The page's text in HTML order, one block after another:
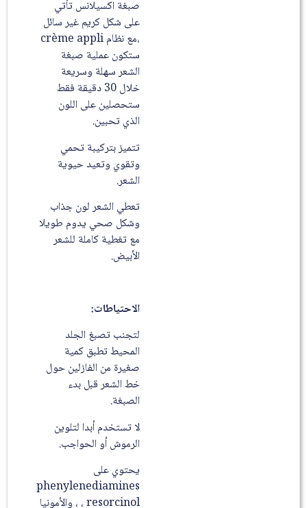
صبغة اكسيلانس تأتي
على شكل كريم غير سائل
،مع نظام crème appli
ستكون عملية صبغة
الشعر سهلة وسريعة
خلال 30 دقيقة فقط
ستحصلين على اللون
الذي تحبين.
تتميز بتركيبة تحمي
وتقوي وتعيد حيوية
الشعر.
تعطي الشعر لون جذاب
وشكل صحي يدوم طويلا
مع تغطية كاملة للشعر
الأبيض.
الاحتياطات:
لتجنب تصبغ الجلد
المحيط تطبق كمية
صغيرة من الفازلين حول
خط الشعر قبل بدء
الصبغة.
لا تستخدم أبدا لتلوين
الرموش أو الحواجب.
يحتوي على
phenylenediamines
، resorcinol ، والأمونيا